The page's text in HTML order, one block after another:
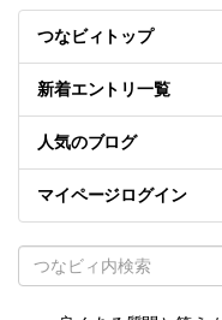
つなビィトップ
新着エントリ一覧
人気のブログ
マイページログイン